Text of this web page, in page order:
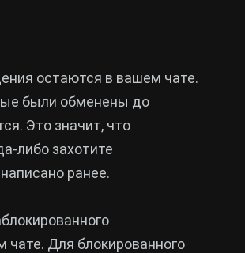
остаются в вашем чате.
были обменены до
Это значит, что
либо захотите
ранее.
чате. Для блокированного